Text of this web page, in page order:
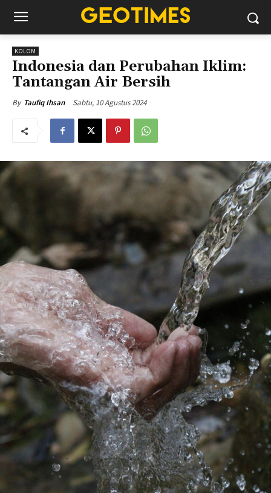
KOLOM
Indonesia dan Perubahan Iklim:
Tantangan Air Bersih
By Taufiq Ihsan Sabtu, 10 Agustus 2024